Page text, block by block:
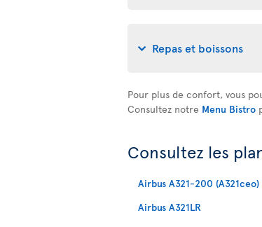
Repas et boissons
Pour plus de confort, vous
Consultez notre Menu Bistro
Consultez les
Airbus A321-200 (A321ceo)
Airbus A321LR